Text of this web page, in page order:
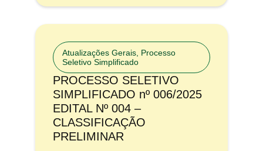
Atualizações Gerais Processo
Seletivo Simplificado
PROCESSO SELETIVO
SIMPLIFICADO nº 006/2025
EDITAL Nº 004 –
CLASSIFICAÇÃO
PRELIMINAR